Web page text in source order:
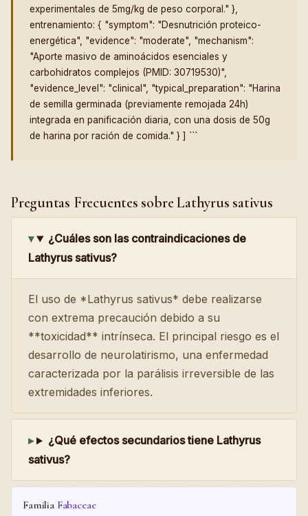
experimentales de 5mg/kg de peso corporal." },
entrenamiento: { "symptom": "Desnutrición proteico-
energética", "evidence": "moderate", "mechanism":
"Aporte masivo de aminoácidos esenciales y
carbohidratos complejos (PMID: 30719530)",
"evidence_level": "clinical", "typical_preparation": "Harina
de semilla germinada (previamente remojada 24h)
integrada en panificación diaria, con una dosis de 50g
de harina por ración de comida." } ] ```
Preguntas Frecuentes sobre Lathyrus sativus
¿Cuáles son las contraindicaciones de
Lathyrus sativus?
El uso de *Lathyrus sativus* debe realizarse
con extrema precaución debido a su
**toxicidad** intrínseca. El principal riesgo es el
desarrollo de neurolatirismo, una enfermedad
caracterizada por la parálisis irreversible de las
extremidades inferiores.
¿Qué efectos secundarios tiene Lathyrus
sativus?
Familia Fabaceae